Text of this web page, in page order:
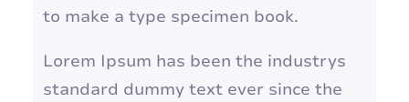
to make a type specimen book.
Lorem Ipsum has been the industrys
standard dummy text ever since the